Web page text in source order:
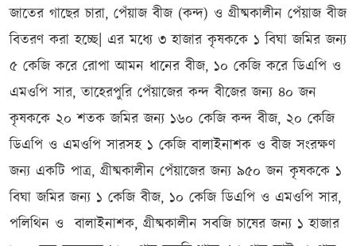
জাতের গাছের চারা, পেঁয়াজ বীজ (কন্দ) ও গ্রীষ্মকালীন পেঁয়াজ বীজ
বিতরণ করা হচ্ছে| এর মধ্যে ৩ হাজার কৃষককে ১ বিঘা জমির জন্য
৫ কেজি করে রোপা আমন ধানের বীজ, ১০ কেজি করে ডিএপি ও
এমওপি সার, তাহেরপুরি পেঁয়াজের কন্দ বীজের জন্য ৪০ জন
কৃষককে ২০ শতক জমির জন্য ১৬০ কেজি কন্দ বীজ, ২০ কেজি
ডিএপি ও এমওপি সারসহ ১ কেজি বালাইনাশক ও বীজ সংরক্ষণ
জন্য একটি পাত্র, গ্রীষ্মকালীন পেঁয়াজের জন্য ৯৫০ জন কৃষককে ১
বিঘা জমির জন্য ১ কেজি বীজ, ১০ কেজি ডিএপি ও এমওপি সার,
পলিথিন ও বালাইনাশক, গ্রীষ্মকালীন সবজি চাষের জন্য ১ হাজার